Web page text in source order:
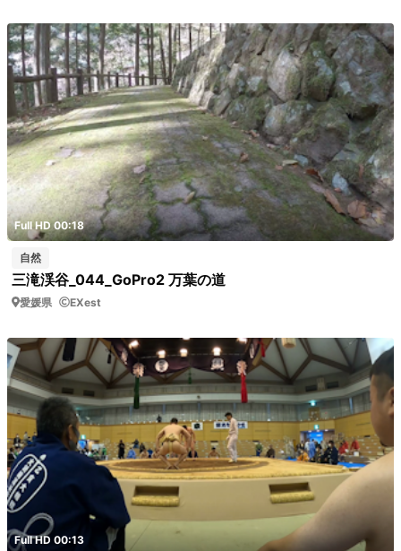
Full HD 00:18
自然
三滝渓谷_044_GoPro2 万葉の道
愛媛県 EXest
Full HD 00:13